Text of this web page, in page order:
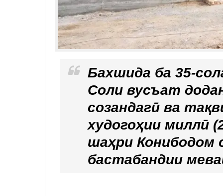
Бахшида ба 35-
Соли вусъат
созандагӣ ва
худогоҳии миллӣ
шаҳри Конибодом
бастабандии